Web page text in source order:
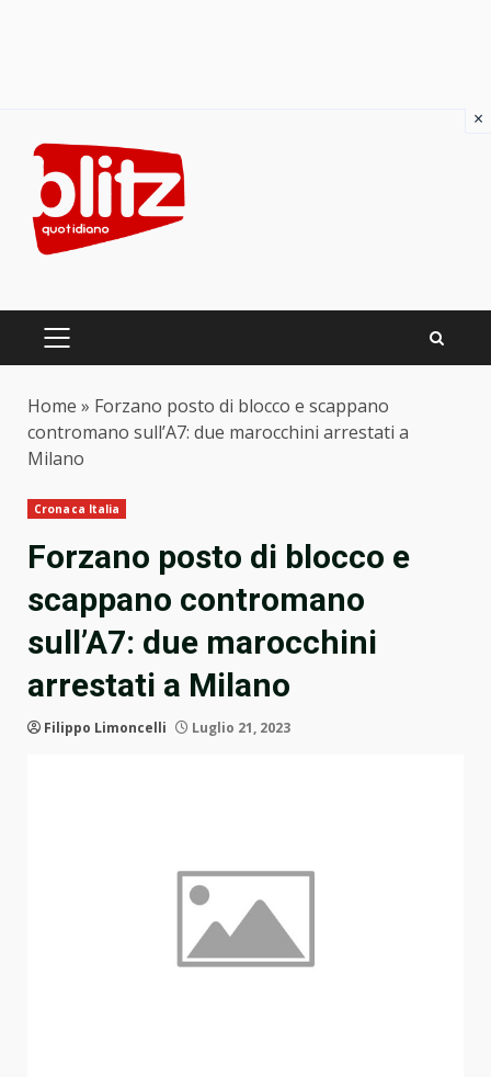
content
PRIMARY
Home » Forzano posto di blocco e scappano
contromano sull’A7: due marocchini arrestati a
Milano
Cronaca Italia
Forzano posto di blocco e
scappano contromano
sull’A7: due marocchini
arrestati a Milano
Filippo Limoncelli Luglio 21, 2023
×